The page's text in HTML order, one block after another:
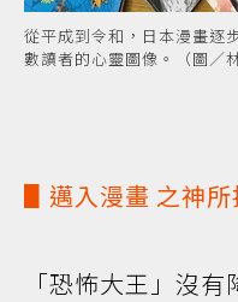
從平成到令和，日本漫畫逐
數讀者的心靈圖像。（圖／
▋邁入漫畫 之神
「恐怖大王」沒有